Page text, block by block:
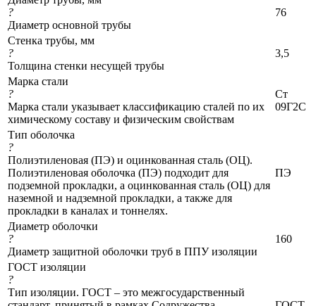
?
Диаметр основной трубы
76
Стенка трубы, мм
?
Толщина стенки несущей трубы
3,5
Марка стали
?
Марка стали указывает классификацию сталей по их
химическому составу и физическим свойствам
Ст
09Г2С
Тип оболочка
?
Полиэтиленовая (ПЭ) и оцинкованная сталь (ОЦ).
Полиэтиленовая оболочка (ПЭ) подходит для
подземной прокладки, а оцинкованная сталь (ОЦ) для
наземной и надземной прокладки, а также для
прокладки в каналах и тоннелях.
ПЭ
Диаметр оболочки
?
Диаметр защитной оболочки труб в ППУ изоляции
160
ГОСТ изоляции
?
Тип изоляции. ГОСТ – это межгосударственный